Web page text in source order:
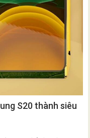
S20 thành siêu